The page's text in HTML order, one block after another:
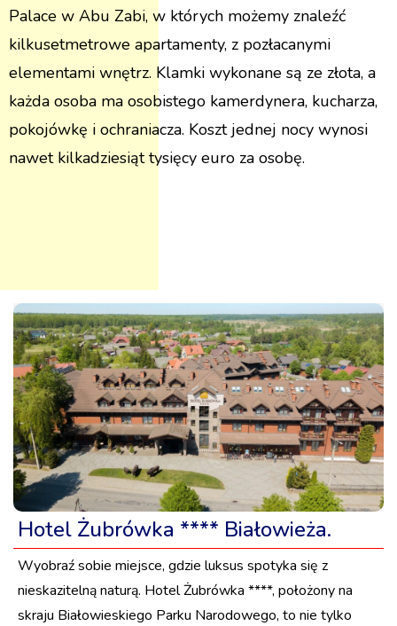
Palace w Abu Zabi, w których możemy znaleźć
kilkusetmetrowe apartamenty, z pozłacanymi
elementami wnętrz. Klamki wykonane są ze złota, a
każda osoba ma osobistego kamerdynera, kucharza,
pokojówkę i ochraniacza. Koszt jednej nocy wynosi
nawet kilkadziesiąt tysięcy euro za osobę.
Hotel Żubrówka **** Białowieża.
Wyobraź sobie miejsce, gdzie luksus spotyka się z
nieskazitelną naturą. Hotel Żubrówka ****, położony na
skraju Białowieskiego Parku Narodowego, to nie tylko